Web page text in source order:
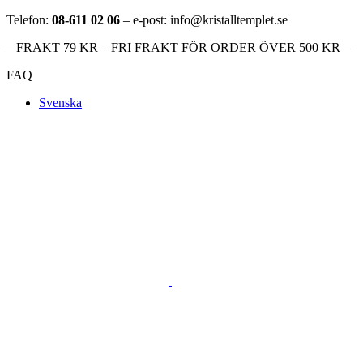
Telefon: 08-611 02 06 – e-post: info@kristalltemplet.se
– FRAKT 79 KR – FRI FRAKT FÖR ORDER ÖVER 500 KR –
FAQ
Svenska